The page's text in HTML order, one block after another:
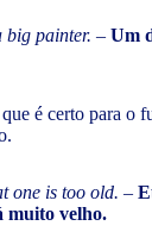
big painter. – Um
é certo para o
one is too old. –
muito velho.